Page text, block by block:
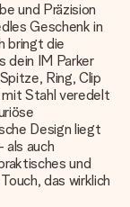
und Präzision
Geschenk in
bringt die
dein IM Parker
Ring, Clip
mit Stahl veredelt
Design liegt
als auch
und
das wirklich